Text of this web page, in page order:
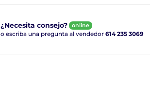
¿Necesita consejo? online
o escriba una pregunta al vendedor 614 235 3069